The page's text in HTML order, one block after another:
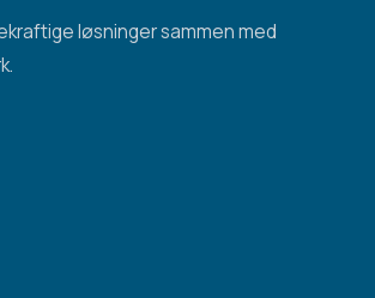
løsninger sammen med